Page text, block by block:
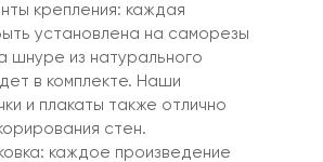
крепления: каждая
установлена на саморезы
шнуре из натурального
в комплекте. Наши
и плакаты также отлично
стен.
каждое произведение